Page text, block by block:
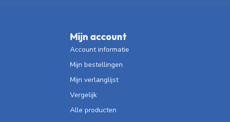
Mijn account
Account informatie
Mijn bestellingen
Mijn verlanglijst
Vergelijk
Alle producten